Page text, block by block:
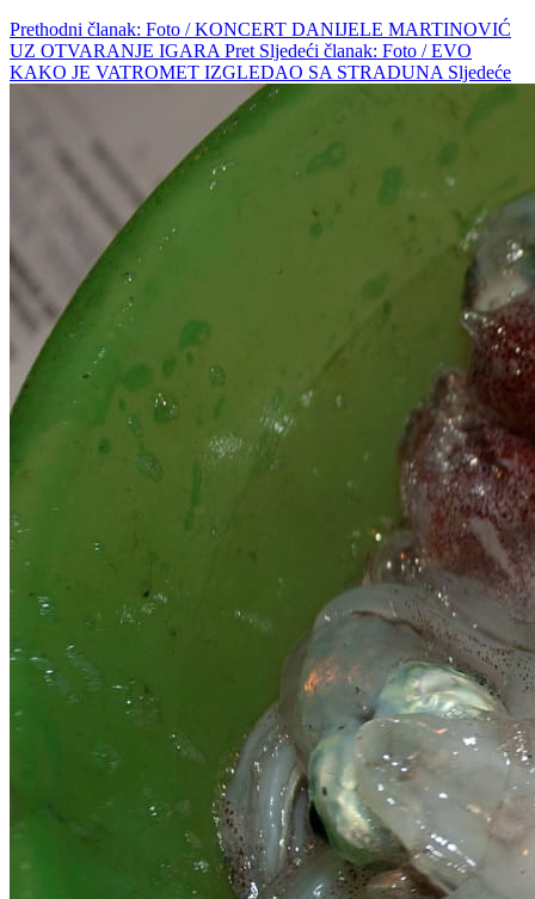
Prethodni članak: Foto / KONCERT DANIJELE MARTINOVIĆ
UZ OTVARANJE IGARA Pret Sljedeći članak: Foto / EVO
KAKO JE VATROMET IZGLEDAO SA STRADUNA Sljedeće